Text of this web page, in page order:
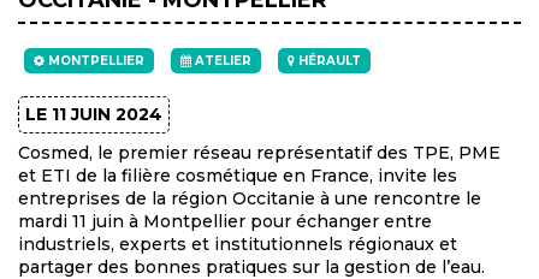
MONTPELLIER ATELIER HÉRAULT
LE 11 JUIN 2024
Cosmed, le premier réseau représentatif des TPE, PME
et ETI de la filière cosmétique en France, invite les
entreprises de la région Occitanie à une rencontre le
mardi 11 juin à Montpellier pour échanger entre
industriels, experts et institutionnels régionaux et
partager des bonnes pratiques sur la gestion de l’eau.